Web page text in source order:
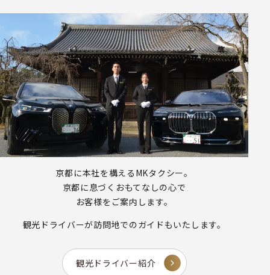
京都に本社を構えるMKタクシー。
京都に息づくおもてなしの心で
お客様をご案内します。
観光ドライバーが訪問地でのガイドもいたします。
観光ドライバー紹介